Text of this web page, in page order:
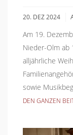
20. DEZ 2024
Am 19.
Nieder-Olm ab
alljährliche
sowie
DEN GANZEN